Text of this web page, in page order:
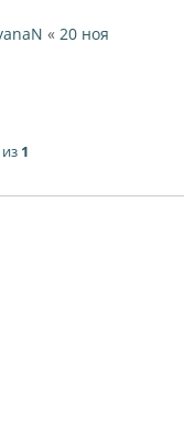
« 20 ноя
из 1